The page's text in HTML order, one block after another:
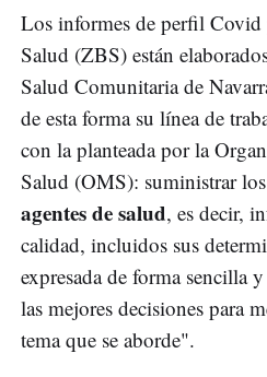
Los informes de perfil Covid
Salud (ZBS) están
Salud Comunitaria de
de esta forma su línea de
con la planteada por la
Salud (OMS): suministrar
agentes de salud, es decir,
calidad, incluidos sus
expresada de forma sencilla
las mejores decisiones para
tema que se aborde".